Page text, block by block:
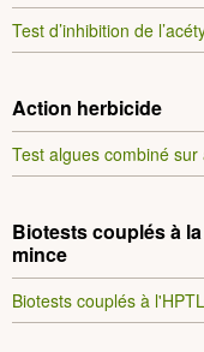
Test d’inhibition de
Action herbicide
Test algues combiné
Biotests couplés à
mince
Biotests couplés à